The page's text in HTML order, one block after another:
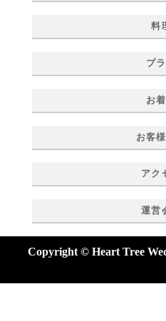
料
プ
お
お客
アク
運営
Copyright © Heart Tree